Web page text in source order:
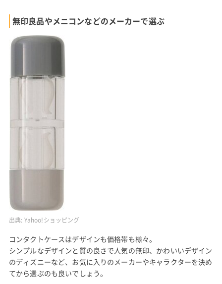
無印良品やメニコンなどのメーカーで選ぶ
出典: Yahoo!ショッピング
コンタクトケースはデザインも価格帯も様々。
シンプルなデザインと質の良さで人気の無印、かわいいデザイン
のディズニーなど、お気に入りのメーカーやキャラクターを決め
てから選ぶのも良いでしょう。